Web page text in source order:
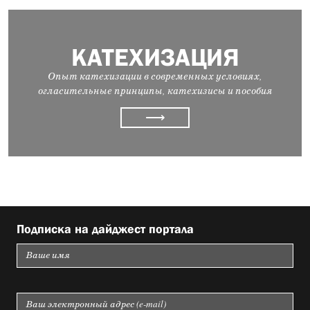
КАТЕХИЗАЦИЯ
Опыт катехизации в современных условиях,
огласительные принципы, катехизисы и пособия
⟶
Подписка на дайджест портала